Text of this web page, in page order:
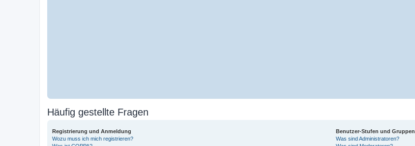
Häufig gestellte Fragen
Registrierung und Anmeldung
Wozu muss ich mich registrieren?
Benutzer-Stufen und Gruppen
Was sind Administratoren?